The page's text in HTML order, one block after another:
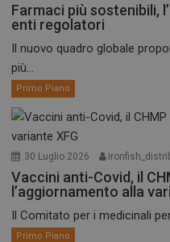
Farmaci più sostenibili,
enti regolatori
Il nuovo quadro globale
più...
Primo Piano
30 Luglio 2026
Vaccini anti-Covid, il
l’aggiornamento alla
Il Comitato per i medicinali per
Primo Piano